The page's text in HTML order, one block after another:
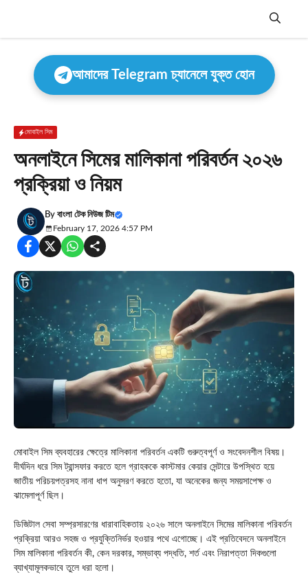
Menu
আমাদের Telegram চ্যানেলে যুক্ত হোন
মোবাইল সিম
অনলাইনে সিমের মালিকানা পরিবর্তন ২০২৬
প্রক্রিয়া ও নিয়ম
By বাংলা টেক নিউজ টিম
February 17, 2026 4:57 PM
মোবাইল সিম ব্যবহারের ক্ষেত্রে মালিকানা পরিবর্তন একটি গুরুত্বপূর্ণ ও সংবেদনশীল বিষয়।
দীর্ঘদিন ধরে সিম ট্রান্সফার করতে হলে গ্রাহককে কাস্টমার কেয়ার সেন্টারে উপস্থিত হয়ে
জাতীয় পরিচয়পত্রসহ নানা ধাপ অনুসরণ করতে হতো, যা অনেকের জন্য সময়সাপেক্ষ ও
ঝামেলাপূর্ণ ছিল।
ডিজিটাল সেবা সম্প্রসারণের ধারাবাহিকতায় ২০২৬ সালে অনলাইনে সিমের মালিকানা পরিবর্তন
প্রক্রিয়া আরও সহজ ও প্রযুক্তিনির্ভর হওয়ার পথে এগোচ্ছে। এই প্রতিবেদনে অনলাইনে
সিম মালিকানা পরিবর্তন কী, কেন দরকার, সম্ভাব্য পদ্ধতি, শর্ত এবং নিরাপত্তা দিকগুলো
ব্যাখ্যামূলকভাবে তুলে ধরা হলো।